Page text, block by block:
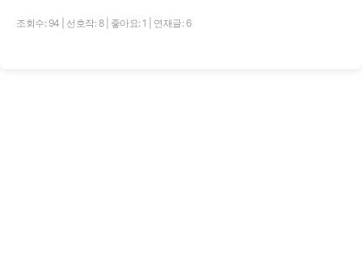
조회수: 94 선호작: 8 좋아요: 1 연재글: 6